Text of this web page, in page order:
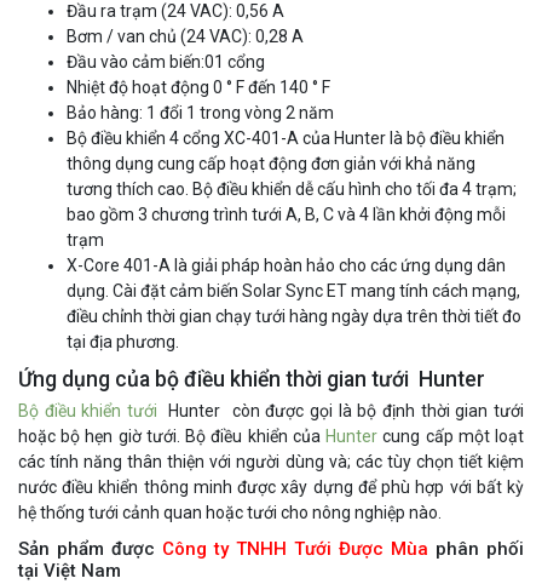
Đầu ra trạm (24 VAC): 0,56 A
Bơm / van chủ (24 VAC): 0,28 A
Đầu vào cảm biến:01 cổng
Nhiệt độ hoạt động 0 ° F đến 140 ° F
Bảo hàng: 1 đổi 1 trong vòng 2 năm
Bộ điều khiển 4 cổng XC-401-A của Hunter là bộ điều khiển
thông dụng cung cấp hoạt động đơn giản với khả năng
tương thích cao. Bộ điều khiển dễ cấu hình cho tối đa 4 trạm;
bao gồm 3 chương trình tưới A, B, C và 4 lần khởi động mỗi
trạm
X-Core 401-A là giải pháp hoàn hảo cho các ứng dụng dân
dụng. Cài đặt cảm biến Solar Sync ET mang tính cách mạng,
điều chỉnh thời gian chạy tưới hàng ngày dựa trên thời tiết đo
tại địa phương.
Ứng dụng của bộ điều khiển thời gian tưới Hunter
Bộ điều khiển tưới
Hunter còn được gọi là bộ định thời gian tưới
hoặc bộ hẹn giờ tưới. Bộ điều khiển của Hunter cung cấp một loạt
các tính năng thân thiện với người dùng và; các tùy chọn tiết kiệm
nước điều khiển thông minh được xây dựng để phù hợp với bất kỳ
hệ thống tưới cảnh quan hoặc tưới cho nông nghiệp nào.
Sản phẩm được Công ty TNHH Tưới Được Mùa phân phối
tại Việt Nam